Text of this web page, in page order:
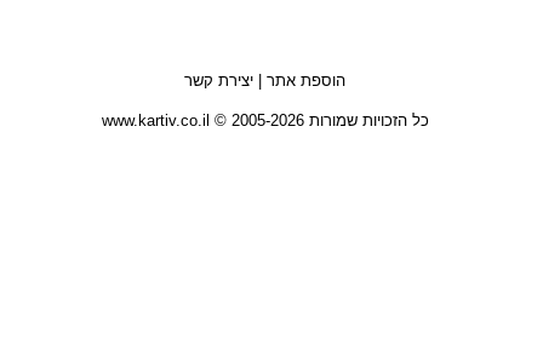
הוספת אתר | יצירת קשר
כל הזכויות שמורות 2005-2026 © www.kartiv.co.il